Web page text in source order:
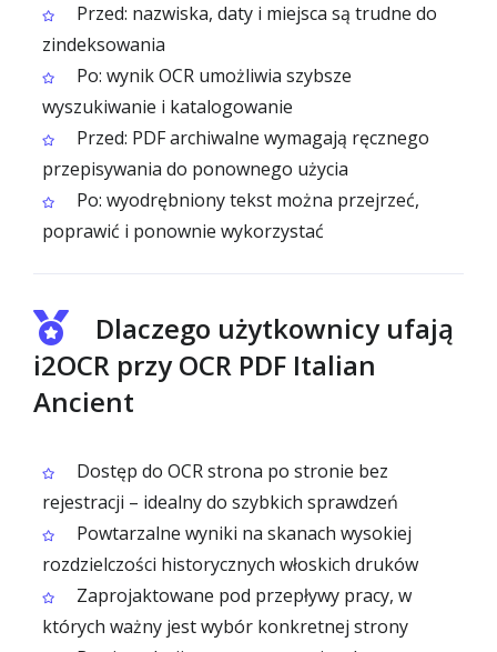
Przed: nazwiska, daty i miejsca są trudne do
zindeksowania
Po: wynik OCR umożliwia szybsze
wyszukiwanie i katalogowanie
Przed: PDF archiwalne wymagają ręcznego
przepisywania do ponownego użycia
Po: wyodrębniony tekst można przejrzeć,
poprawić i ponownie wykorzystać
Dlaczego użytkownicy ufają
i2OCR przy OCR PDF Italian
Ancient
Dostęp do OCR strona po stronie bez
rejestracji – idealny do szybkich sprawdzeń
Powtarzalne wyniki na skanach wysokiej
rozdzielczości historycznych włoskich druków
Zaprojaktowane pod przepływy pracy, w
których ważny jest wybór konkretnej strony